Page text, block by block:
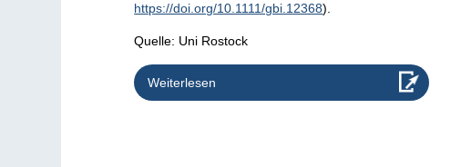
https://doi.org/10.1111/gbi.12368).
Quelle: Uni Rostock
Weiterlesen